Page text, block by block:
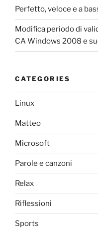
Perfetto, veloce e a
Modifica periodo di
CA Windows 2008 e
CATEGORIES
Linux
Matteo
Microsoft
Parole e canzoni
Relax
Riflessioni
Sports